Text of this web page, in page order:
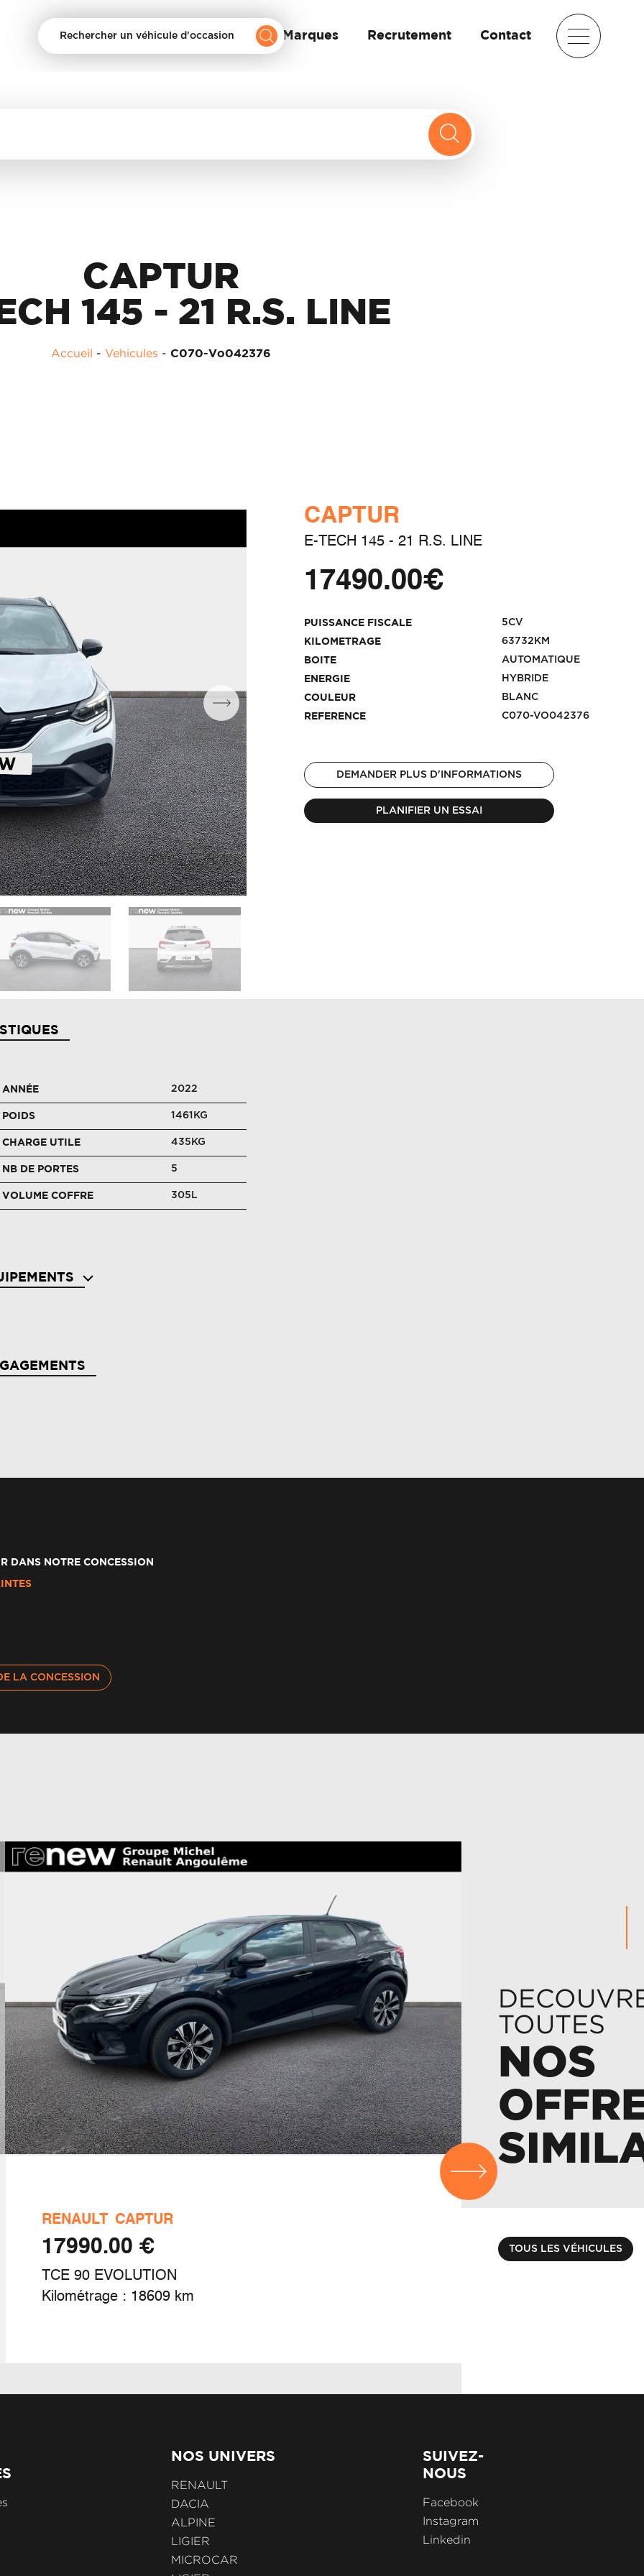
Rechercher un véhicule d'occasion Nos Marques Recrutement Contact
CAPTUR
145 - 21 R.S. LINE
Accueil - Vehicules - C070-Vo042376
CAPTUR
E-TECH 145 - 21 R.S. LINE
17490.00€
PUISSANCE FISCALE 5CV
KILOMETRAGE 63732KM
BOITE AUTOMATIQUE
ENERGIE HYBRIDE
COULEUR BLANC
REFERENCE C070-VO042376
DEMANDER PLUS D'INFORMATIONS
PLANIFIER UN ESSAI
ANNÉE 2022
POIDS 1461KG
CHARGE UTILE 435KG
NB DE PORTES 5
VOLUME COFFRE 305L
DANS NOTRE CONCESSION
LA CONCESSION
€ 17990.00
RENAULT CAPTUR
€ 17990.00
TCE 90 EVOLUTION
Kilométrage : 18609 km
TOUTES
NOS
TOUS LES VÉHICULES
NOS UNIVERS
RENAULT
DACIA
ALPINE
LIGIER
MICROCAR
SUIVEZ-
NOUS
Facebook
Instagram
Linkedin